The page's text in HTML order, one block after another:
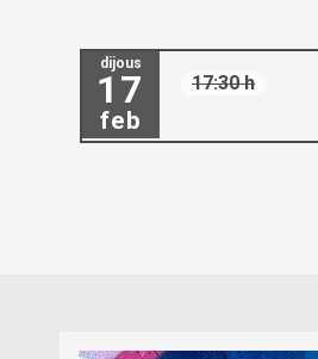
dijous
17
feb
17:30 h